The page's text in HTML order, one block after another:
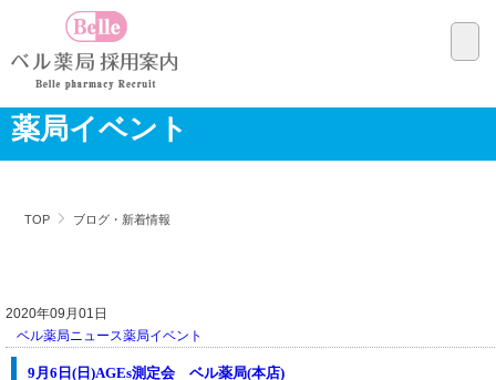
薬局イベント
TOP ブログ・新着情報
2020年09月01日
ベル薬局ニュース薬局イベント
9月6日(日)AGEs測定会 ベル薬局(本店)